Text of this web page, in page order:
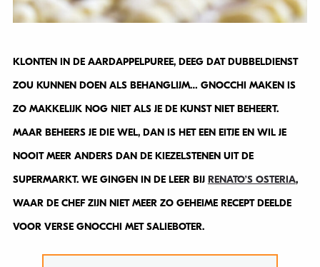
KLONTEN IN DE AARDAPPELPUREE, DEEG DAT DUBBELDIENST
ZOU KUNNEN DOEN ALS BEHANGLIJM… GNOCCHI MAKEN IS
ZO MAKKELIJK NOG NIET ALS JE DE KUNST NIET BEHEERT.
MAAR BEHEERS JE DIE WEL, DAN IS HET EEN EITJE EN WIL JE
NOOIT MEER ANDERS DAN DE KIEZELSTENEN UIT DE
SUPERMARKT. WE GINGEN IN DE LEER BIJ RENATO’S OSTERIA,
WAAR DE CHEF ZIJN NIET MEER ZO GEHEIME RECEPT DEELDE
VOOR VERSE GNOCCHI MET SALIEBOTER.